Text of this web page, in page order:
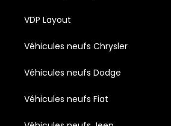
VDP Layout
Véhicules neufs Chrysler
Véhicules neufs Dodge
Véhicules neufs Fiat